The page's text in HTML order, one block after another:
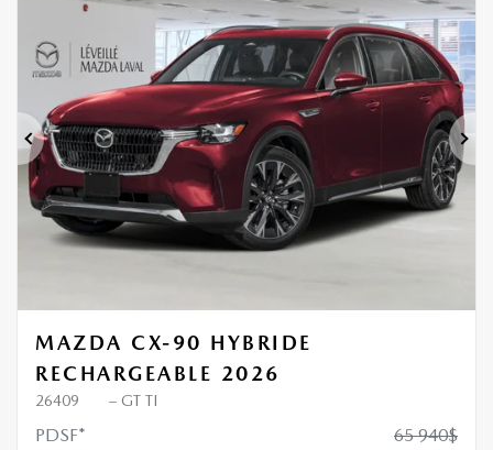
Précédent
MAZDA CX-90 HYBRIDE
RECHARGEABLE 2026
26409 – GT TI
PDSF* 65 940$